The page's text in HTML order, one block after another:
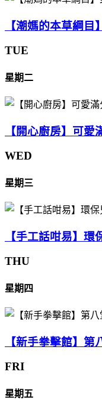
【潮媽的本草綱目
TUE
星期二
【開心廚房】可
WED
星期三
【手工話咁易】環
THU
星期四
【新手拳擊館】
FRI
星期五